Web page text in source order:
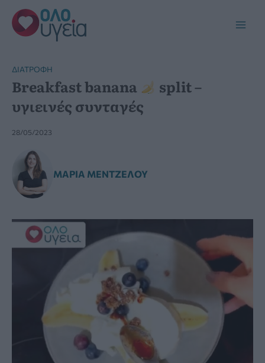
Μετάβαση
στο
περιεχόμενο
ΔΙΑΤΡΟΦΉ
Breakfast banana
split –
υγιεινές συνταγές
28/05/2023
ΜΑΡΊΑ ΜΕΝΤΖΈΛΟΥ